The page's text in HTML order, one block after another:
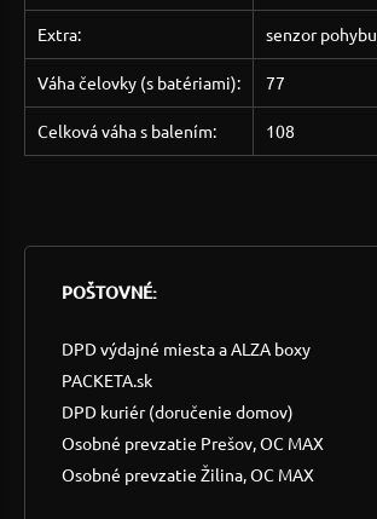
Extra: senzor pohybu
Váha čelovky (s batériami): 77
Celková váha s balením: 108
POŠTOVNÉ:
DPD výdajné miesta a ALZA boxy
PACKETA.sk
DPD kuriér (doručenie domov)
Osobné prevzatie Prešov, OC MAX
Osobné prevzatie Žilina, OC MAX